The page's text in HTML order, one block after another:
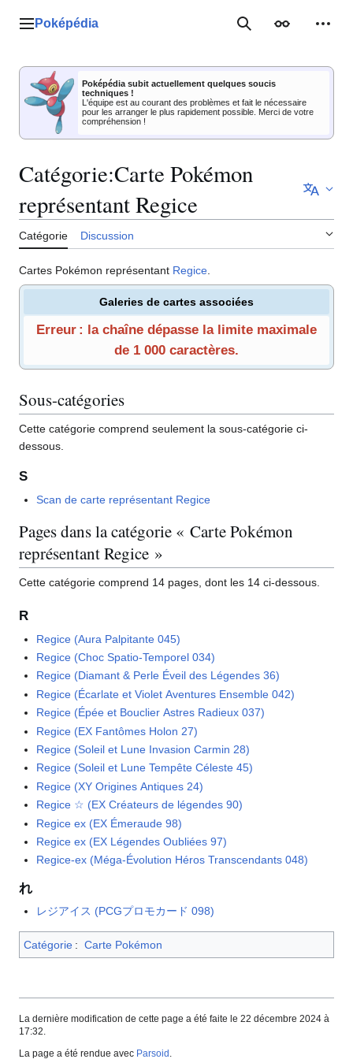
Menu principal
Poképédia RechercherApparence
Poképédia subit actuellement quelques soucis
techniques !
L'équipe est au courant des problèmes et fait le nécessaire
pour les arranger le plus rapidement possible. Merci de votre
compréhension !
Catégorie:Carte Pokémon
représentant Regice
Catégorie Discussion
Cartes Pokémon représentant Regice
Galeries de cartes associées
Erreur : la chaîne dépasse la limite maximale
de 1 000 caractères.
Sous-catégories
Cette catégorie comprend seulement la sous-catégorie ci-
dessous.
S
Scan de carte représentant Regice
Pages dans la catégorie « Carte Pokémon
représentant Regice »
Cette catégorie comprend 14 pages, dont les 14 ci-dessous.
R
Regice (Aura Palpitante 045)
Regice (Choc Spatio-Temporel 034)
Regice (Diamant & Perle Éveil des Légendes 36)
Regice (Écarlate et Violet Aventures Ensemble 042)
Regice (Épée et Bouclier Astres Radieux 037)
Regice (EX Fantômes Holon 27)
Regice (Soleil et Lune Invasion Carmin 28)
Regice (Soleil et Lune Tempête Céleste 45)
Regice (XY Origines Antiques 24)
Regice ☆ (EX Créateurs de légendes 90)
Regice ex (EX Émeraude 98)
Regice ex (EX Légendes Oubliées 97)
Regice-ex (Méga-Évolution Héros Transcendants 048)
れ
レジアイス (PCGプロモカード 098)
Catégorie : Carte Pokémon
La dernière modification de cette page a été faite le 22 décembre 2024 à
17:32.
La page a été rendue avec Parsoid .